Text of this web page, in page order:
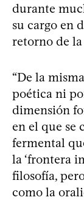
durante
su cargo en
retorno de la
“De la
poética ni
dimensión
en el que se
fermental
la ‘frontera
filosofía,
como la